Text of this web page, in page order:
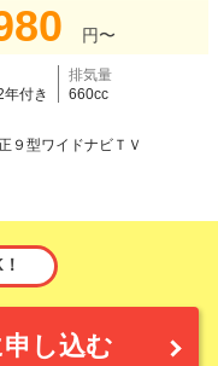
円〜
年付き
排気量
660cc
型ワイドナビＴＶ
し込む